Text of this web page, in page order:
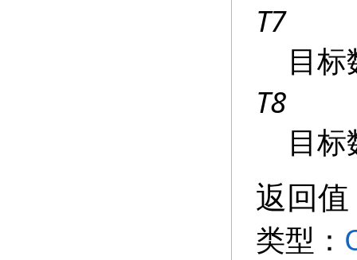
T7
目
T8
目
返回值
类型：